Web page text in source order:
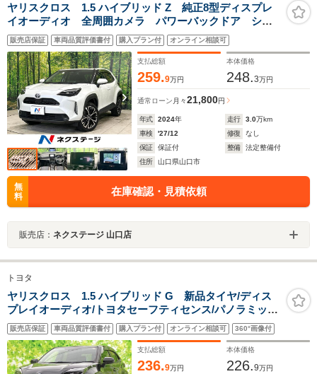
ヤリスクロス 1.5 ハイブリッド Z 純正8型ディスプレ
イオーディオ 全周囲カメラ パワーバックドア シー
トヒーター セーフティセンス レーダークルーズコン
トロール BSM クリアランスソナー LEDヘッドライ
ト ドラレコ ETC 禁煙車
販売店保証 車両品質評価書付 購入プラン付 オンライン相談可
支払総額
259.9万円
本体価格
248.3万円
通常ローン 月々21,800円
年式 2024年 走行 3.0万km
車検
'27/12 修復
なし
保証
保証付 整備
法定整備付
住所
山口県山口市
無
料
在庫確認・見積依頼
販売店： ネクステージ 山口店
トヨタ
ヤリスクロス 1.5 ハイブリッド G 新品タイヤ/ディス
プレイオーディオ/トヨタセーフティセンス/パノラミック
ビューモニター/車線逸脱防止支援システム/ヘッドランプ
LED/USBジャック/Bluetooth接続/ETC
販売店保証 車両品質評価書付 購入プラン付 オンライン相談可 360°画像付
支払総額
236.9万円
本体価格
226.9万円